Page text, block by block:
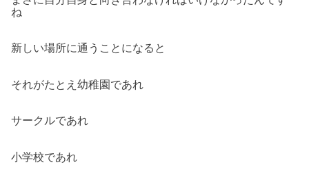
ね
新しい場所に通うことになると
それがたとえ幼稚園であれ
サークルであれ
小学校であれ